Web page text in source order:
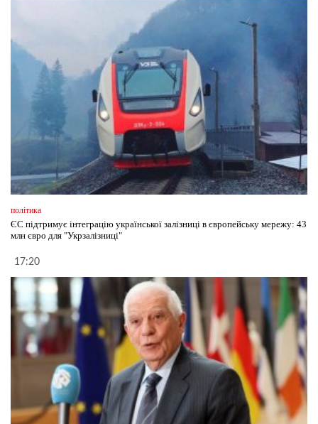
політика
ЄС підтримує інтеграцію української залізниці в європейську мережу: 43
млн євро для "Укрзалізниці"
17:20